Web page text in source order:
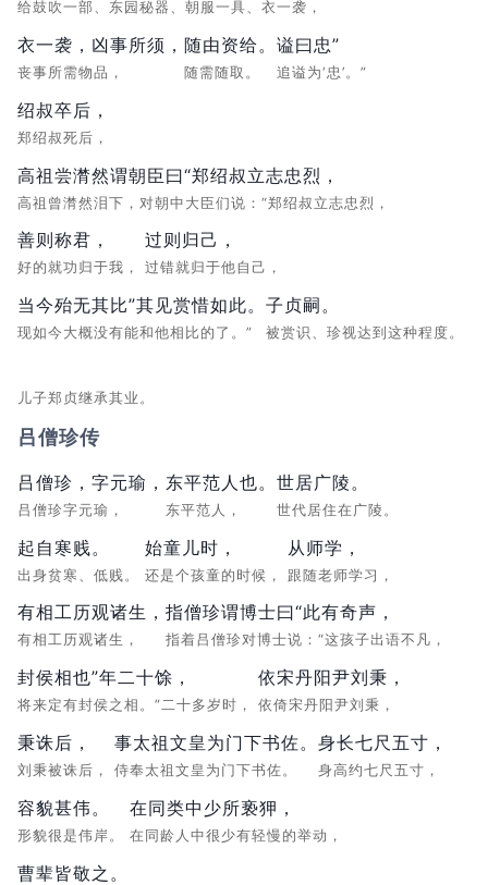
给鼓吹一部、东园秘器、朝服一具、衣一袭，
衣一袭，凶事所须，
丧事所需物品，
随由资给。
随需随取。
谥曰忠”
追谥为‘忠’。”
绍叔卒后，
郑绍叔死后，
高祖尝潸然谓朝臣曰“郑绍叔立志忠烈，
高祖曾潸然泪下，对朝中大臣们说：“郑绍叔立志忠烈，
善则称君，
好的就功归于我，
过则归己，
过错就归于他自己，
当今殆无其比”其见赏惜如此。
现如今大概没有能和他相比的了。”
子贞嗣。
被赏识、珍视达到这种程度。
儿子郑贞继承其业。
吕僧珍传
吕僧珍，字元瑜，
吕僧珍字元瑜，
东平范人也。
东平范人，
世居广陵。
世代居住在广陵。
起自寒贱。
出身贫寒、低贱。
始童儿时，
还是个孩童的时候，
从师学，
跟随老师学习，
有相工历观诸生，
有相工历观诸生，
指僧珍谓博士曰“此有奇声，
指着吕僧珍对博士说：“这孩子出语不凡，
封侯相也”年二十馀，
将来定有封侯之相。”二十多岁时，
依宋丹阳尹刘秉，
依倚宋丹阳尹刘秉，
秉诛后，
刘秉被诛后，
事太祖文皇为门下书佐。
侍奉太祖文皇为门下书佐。
身长七尺五寸，
身高约七尺五寸，
容貌甚伟。
形貌很是伟岸。
在同类中少所亵狎，
在同龄人中很少有轻慢的举动，
曹辈皆敬之。